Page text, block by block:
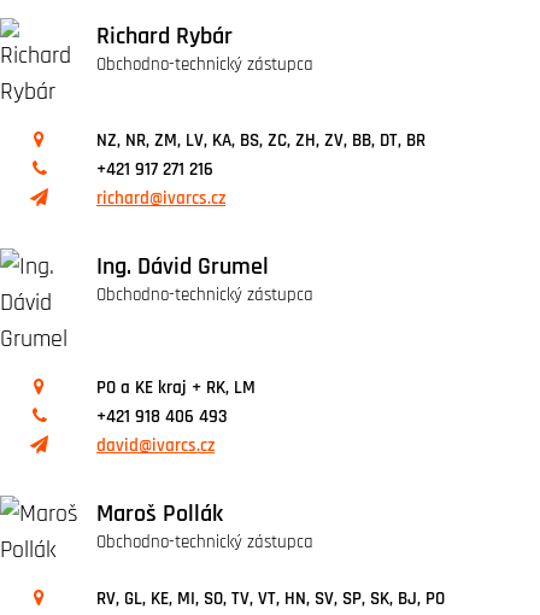
Richard Rybár
Obchodno-technický zástupca
NZ, NR, ZM, LV, KA, BS, ZC, ZH, ZV, BB, DT, BR
+421 917 271 216
richard@ivarcs.cz
Ing. Dávid Grumel
Obchodno-technický zástupca
PO a KE kraj + RK, LM
+421 918 406 493
david@ivarcs.cz
Maroš Pollák
Obchodno-technický zástupca
RV, GL, KE, MI, SO, TV, VT, HN, SV, SP, SK, BJ, PO